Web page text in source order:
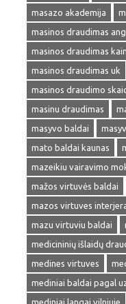
masazo akademija
masinos draudimas
masinos draudimas
masinos draudimas uk
masinos draudimo
masinu draudimas
masyvo baldai
mato baldai kaunas
mazeikiu vairavimo
mažos virtuvės baldai
mazos virtuves
mazu virtuviu baldai
medicininių išlaidų
medines virtuves
mediniai baldai pagal
mediniai langai vilniuje